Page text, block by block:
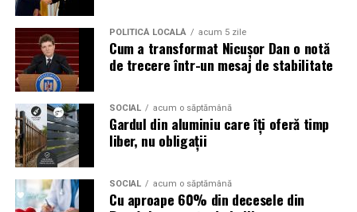
Turneul se încheie pe 19 iulie, iar specialiștii anticipează
o intensificare a activității frauduloase în perioada
finalei. Printre cele mai utilizate pretexte se numără
transmisiunile pirat, biletele revândute, pariurile,
tombolele, concursurile și falsele oferte de călătorie.
Pentru a răspunde riscurilor tot mai complexe,
cyber_Folks a lansat la finalul lunii iunie robo_Folks,
primul asistent AI integrat într-un panou de hosting
din România. Acesta poate efectua, la cererea
utilizatorului, un audit al securității site-ului, care
POLITICĂ LOCALĂ acum 5 zile
Cum a transformat Nicușor Dan o notă
de trecere într-un mesaj de stabilitate
SOCIAL acum o săptămână
Gardul din aluminiu care îți oferă timp
liber, nu obligații
SOCIAL acum o săptămână
Cu aproape 60% din decesele din